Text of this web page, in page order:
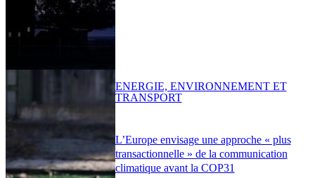
L’Europe envisage une approche « plus
transactionnelle » de la communication
climatique avant la COP31
ENERGIE, ENVIRONNEMENT ET
TRANSPORT